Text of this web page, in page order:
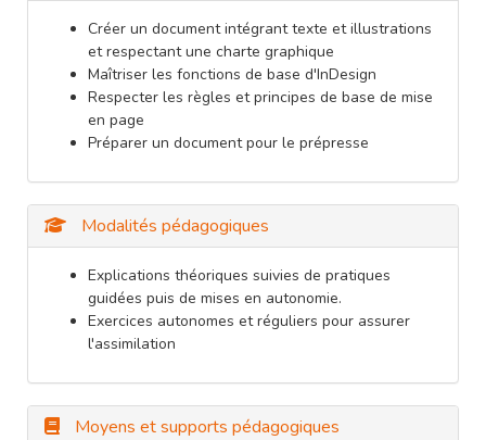
Créer un document intégrant texte et illustrations
et respectant une charte graphique
Maîtriser les fonctions de base d'InDesign
Respecter les règles et principes de base de mise
en page
Préparer un document pour le prépresse
Modalités pédagogiques
Explications théoriques suivies de pratiques
guidées puis de mises en autonomie.
Exercices autonomes et réguliers pour assurer
l'assimilation
Moyens et supports pédagogiques